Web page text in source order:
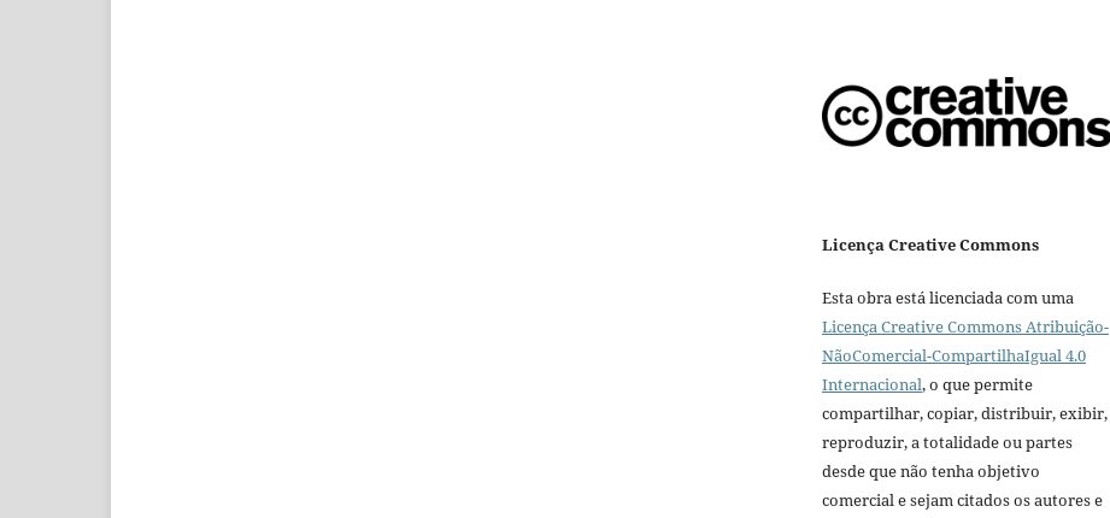
Licença Creative Commons
Esta obra está licenciada com uma
Licença Creative Commons Atribuição-
NãoComercial-CompartilhaIgual 4.0
Internacional, o que permite
compartilhar, copiar, distribuir, exibir,
reproduzir, a totalidade ou partes
desde que não tenha objetivo
comercial e sejam citados os autores e